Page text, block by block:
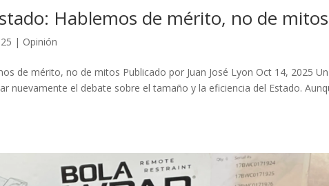
Hablemos de mérito, no de mitos
| Opinión
de mérito, no de mitos Publicado por Juan José Lyon Oct 14, 2025
nuevamente el debate sobre el tamaño y la eficiencia del Estado.